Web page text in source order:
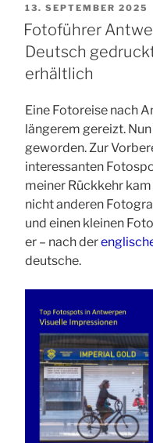
VERÖFFENTLICHT
AM
13. SEPTEMBER 2025
Fotoführer
Deutsch
erhältlich
Eine Fotoreise nach
längerem gereizt.
geworden. Zur
interessanten
meiner Rückkehr
nicht anderen
und einen kleinen
er – nach der
deutsche.